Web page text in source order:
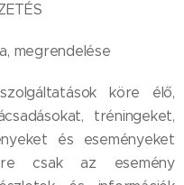
megrendelése
köre élő,
tréningeket,
és eseményeket
csak az esemény